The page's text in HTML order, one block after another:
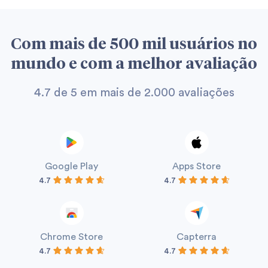
operação. Por isso, todos os relatórios personalizados
Com mais de 500 mil usuários no
mundo e com a melhor avaliação
4.7 de 5 em mais de 2.000 avaliações
Google Play
4.7
Apps Store
4.7
Chrome Store
4.7
Capterra
4.7